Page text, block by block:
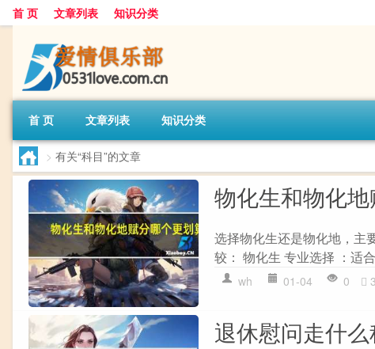
首 页 文章列表 知识分类
首 页 文章列表 知识分类
> 有关“科目”的文章
物化生和物化
选择物化生还是物化地，主
较： 物化生 专业选择 ：适
wh 01-04 0
退休慰问走什么